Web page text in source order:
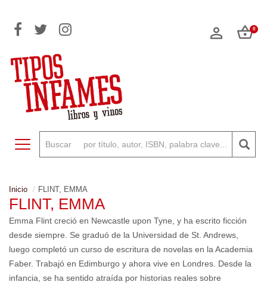
0
Toggle navigation
Inicio FLINT, EMMA
FLINT, EMMA
Emma Flint creció en Newcastle upon Tyne, y ha escrito ficción
desde siempre. Se graduó de la Universidad de St. Andrews,
luego completó un curso de escritura de novelas en la Academia
Faber. Trabajó en Edimburgo y ahora vive en Londres. Desde la
infancia, se ha sentido atraída por historias reales sobre